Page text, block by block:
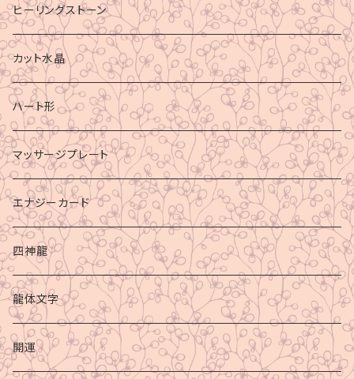
ヒーリングストーン
カット水晶
ハート形
マッサージプレート
エナジーカード
四神龍
龍体文字
開運